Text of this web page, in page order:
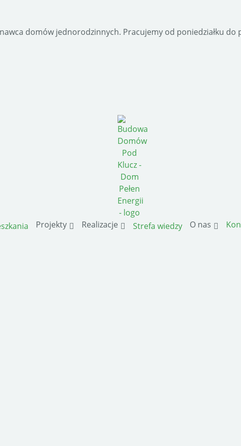
domów jednorodzinnych. Pracujemy od poniedziałku do
Projekty Realizacje Strefa wiedzy O nas